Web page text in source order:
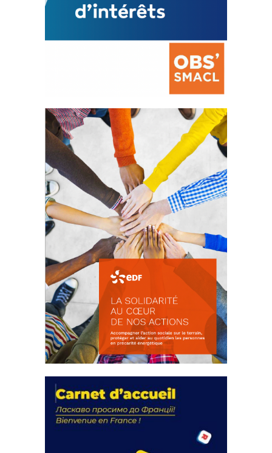
La prévention des conflits
d’intérêts
18 septembre 2023
FEUILLETER
actions
18 septembre 2023
FEUILLETER